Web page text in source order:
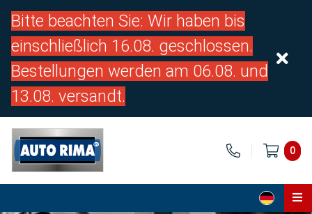
Bitte beachten Sie: Wir haben bis
einschließlich 16.08. geschlossen.
Bestellungen werden am 06.08. und
13.08. versandt.
0